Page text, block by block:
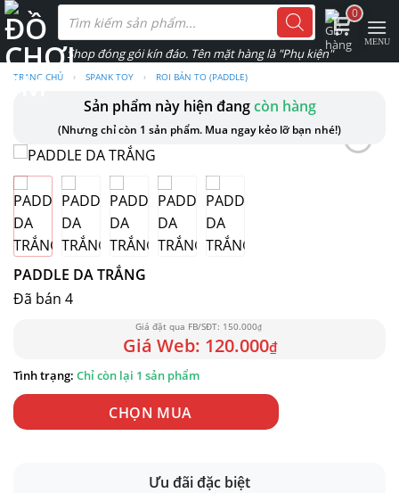
Skip
to
content
Tìm
kiếm
phẩm
TRANG CHỦ › SPANK TOY › ROI BẢN TO (PADDLE)
Sản phẩm này hiện đangcòn hàng
(Nhưng chỉ còn 1 sản phẩm. Mua ngay kẻo lỡ bạn nhé!)
PADDLE DA TRẮNG
Đã bán 4
150.000₫
120.000₫
Chỉ còn lại 1 sản phẩm
CHỌN MUA
Ưu đãi đặc biệt
0